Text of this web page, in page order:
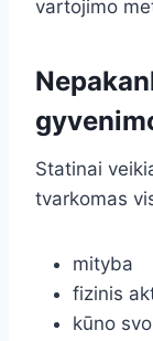
vartojimo
Statinai
tvarkomas
mityba
fizinis
kūno